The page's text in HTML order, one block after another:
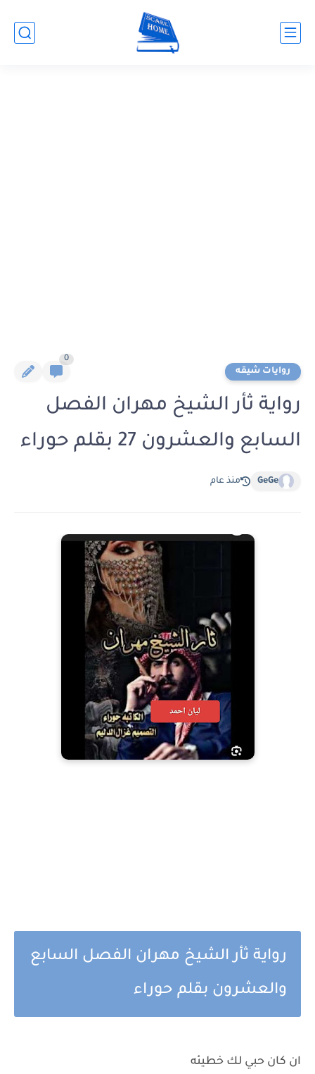
روايات شيقه
0
رواية ثأر الشيخ مهران الفصل
السابع والعشرون 27 بقلم حوراء
GeGe منذ عام
رواية ثأر الشيخ مهران الفصل السابع
والعشرون بقلم حوراء
ان كان حبي لك خطيئه